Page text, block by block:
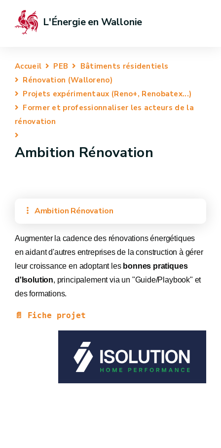
L'Énergie en Wallonie
Accueil PEB
Bâtiments résidentiels
Rénovation (Walloreno)
Projets expérimentaux (Reno+, Renobatex...)
Former et professionnaliser les acteurs de la
rénovation
Ambition Rénovation
Ambition Rénovation
Augmenter la cadence des rénovations énergétiques
en aidant d'autres entreprises de la construction à gérer
leur croissance en adoptant lesbonnes pratiques
d'Isolution, principalement via un "Guide/Playbook" et
des formations.
📄 Fiche projet